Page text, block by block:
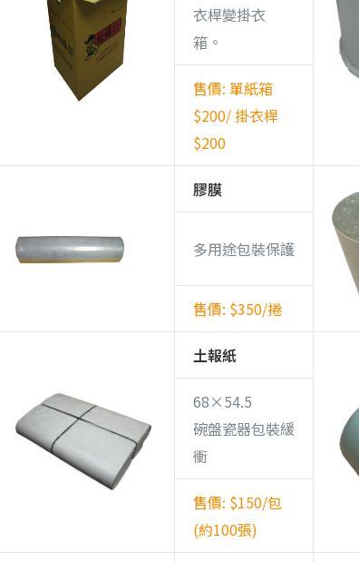
衣桿變掛衣
箱。
售價: 單紙箱
$200/ 掛衣桿
$200
膠膜
多用途包裝保護
售價: $350/捲
土報紙
68×54.5
碗盤瓷器包裝緩
衝
售價: $150/包
(約100張)